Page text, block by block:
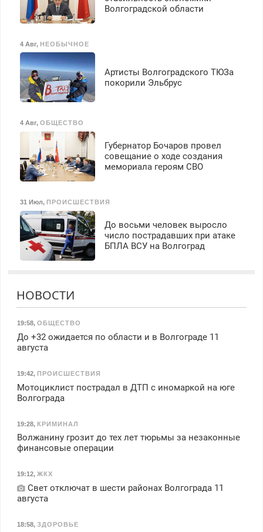
Волгоградской области
4 Авг, НЕОБЫЧНОЕ
Артисты Волгоградского ТЮЗа
покорили Эльбрус
4 Авг, ОБЩЕСТВО
Губернатор Бочаров провел
совещание о ходе создания
мемориала героям СВО
31 Июл, ПРОИСШЕСТВИЯ
До восьми человек выросло
число пострадавших при атаке
БПЛА ВСУ на Волгоград
НОВОСТИ
19:58, ОБЩЕСТВО
До +32 ожидается по области и в Волгограде 11
августа
19:42, ПРОИСШЕСТВИЯ
Мотоциклист пострадал в ДТП с иномаркой на юге
Волгограда
19:28, КРИМИНАЛ
Волжанину грозит до тех лет тюрьмы за незаконные
финансовые операции
19:12, ЖКХ
Свет отключат в шести районах Волгограда 11
августа
18:58, ЗДОРОВЬЕ